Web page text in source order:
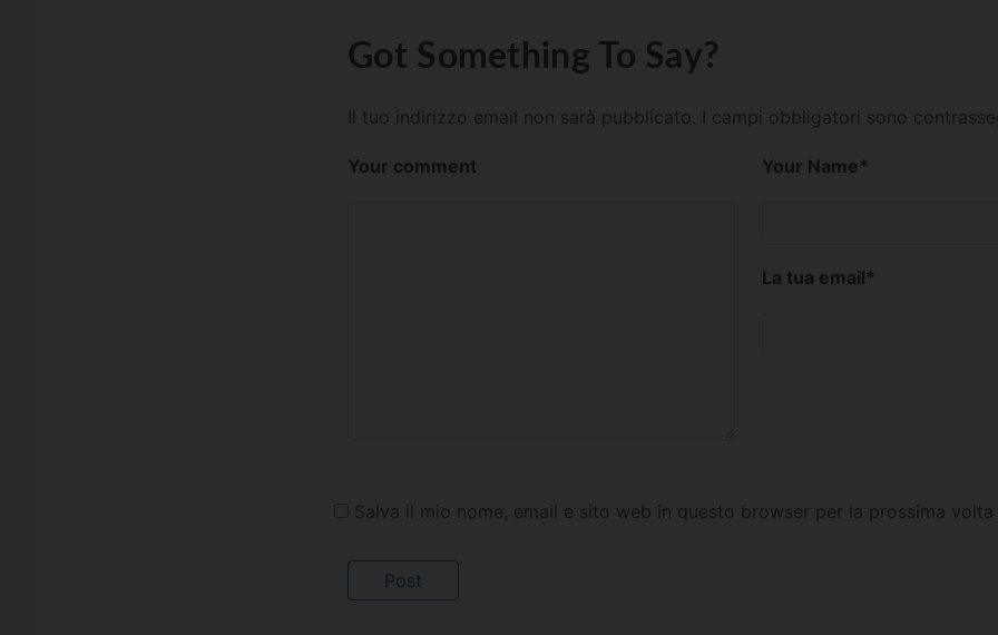
Got Something To Say?
Il tuo indirizzo email non sarà pubblicato. I campi obbligatori sono
Your comment Your Name*
La tua email*
Salva il mio nome, email e sito web in questo browser per la prossima volta